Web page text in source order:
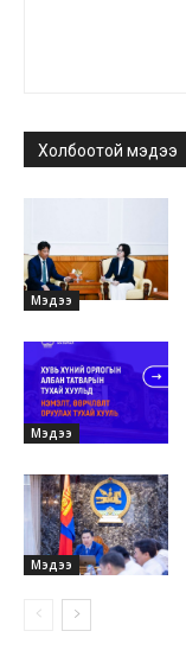
Холбоотой мэдээ
Мэдээ
Мэдээ
Мэдээ